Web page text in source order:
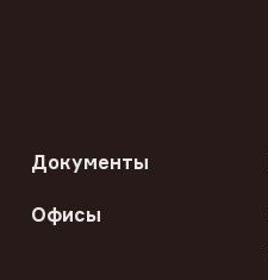
Документы
Офисы